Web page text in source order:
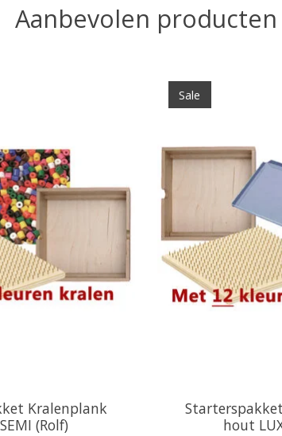
Aanbevolen producten
Kralenplank
(Rolf)
Sale
hout